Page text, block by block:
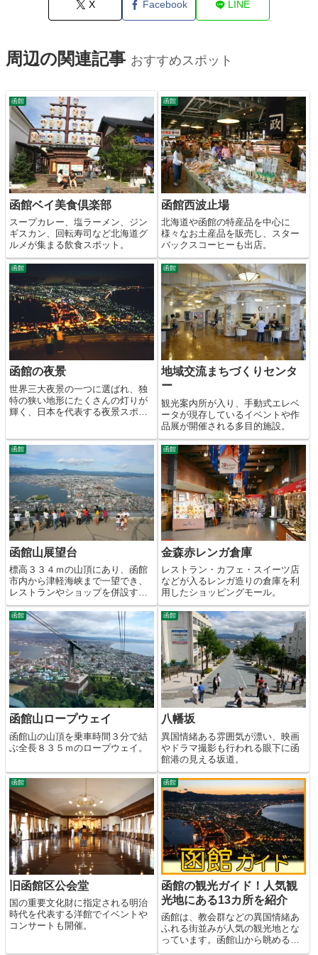
X Facebook LINE
周辺の関連記事 おすすめスポット
函館
函館ベイ美食倶楽部
スープカレー、塩ラーメン、ジン
ギスカン、回転寿司など北海道グ
ルメが集まる飲食スポット。
函館
函館西波止場
北海道や函館の特産品を中心に
様々なお土産品を販売し、スター
バックスコーヒーも出店。
函館
函館の夜景
世界三大夜景の一つに選ばれ、独
特の狭い地形にたくさんの灯りが
輝く、日本を代表する夜景スポッ
函館
地域交流まちづくりセンタ
ー
観光案内所が入り、手動式エレベ
ータが現存しているイベントや作
品展が開催される多目的施設。
函館
函館山展望台
標高３３４ｍの山頂にあり、函館
市内から津軽海峡まで一望でき、
レストランやショップを併設する
展望台。
函館
金森赤レンガ倉庫
レストラン・カフェ・スイーツ店
などが入るレンガ造りの倉庫を利
用したショッピングモール。
函館
函館山ロープウェイ
函館山の山頂を乗車時間３分で結
ぶ全長８３５ｍのロープウェイ。
函館
八幡坂
異国情緒ある雰囲気が漂い、映画
やドラマ撮影も行われる眼下に函
館港の見える坂道。
函館
旧函館区公会堂
国の重要文化財に指定される明治
時代を代表する洋館でイベントや
コンサートも開催。
函館
函館の観光ガイド！人気観
光地にある13カ所を紹介
函館は、教会群などの異国情緒あ
ふれる街並みが人気の観光地とな
っています。函館山から眺める１
００万ドルの夜景はとくに有名